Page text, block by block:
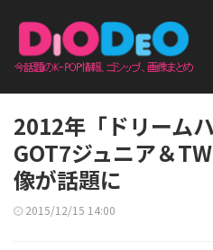
2012年「ドリーム
GOT7ジュニア＆
像が話題に
2015/12/15 14:00